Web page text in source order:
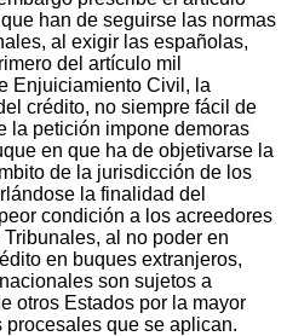
han de seguirse las normas
al exigir las españolas,
del artículo mil
Enjuiciamiento Civil, la
crédito, no siempre fácil de
la petición impone demoras
en que ha de objetivarse la
de la jurisdicción de los
la finalidad del
condición a los acreedores
al no poder en
en buques extranjeros,
son sujetos a
otros Estados por la mayor
que se aplican.